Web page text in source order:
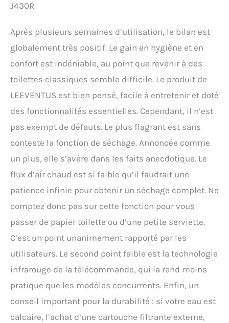
J430R
Après plusieurs semaines d’utilisation, le bilan est
globalement très positif. Le gain en hygiène et en
confort est indéniable, au point que revenir à des
toilettes classiques semble difficile. Le produit de
LEEVENTUS est bien pensé, facile à entretenir et doté
des fonctionnalités essentielles. Cependant, il n’est
pas exempt de défauts. Le plus flagrant est sans
conteste la fonction de séchage. Annoncée comme
un plus, elle s’avère dans les faits anecdotique. Le
flux d’air chaud est si faible qu’il faudrait une
patience infinie pour obtenir un séchage complet. Ne
comptez donc pas sur cette fonction pour vous
passer de papier toilette ou d’une petite serviette.
C’est un point unanimement rapporté par les
utilisateurs. Le second point faible est la technologie
infrarouge de la télécommande, qui la rend moins
pratique que les modèles concurrents. Enfin, un
conseil important pour la durabilité : si votre eau est
calcaire, l’achat d’une cartouche filtrante externe,